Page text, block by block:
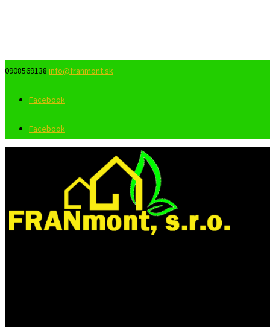
0908569138 info@franmont.sk
Facebook
Facebook